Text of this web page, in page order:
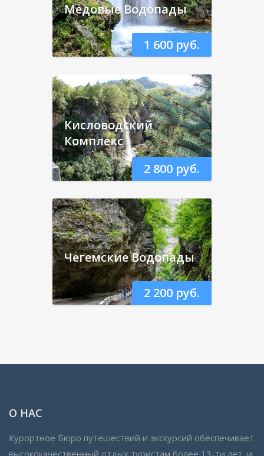
1 600 руб.
Медовые Водопады
2 800 руб.
Кисловодский
Комплекс
2 200 руб.
Чегемские Водопады
О НАС
Курортное Бюро путешествий и экскурсий обеспечивает